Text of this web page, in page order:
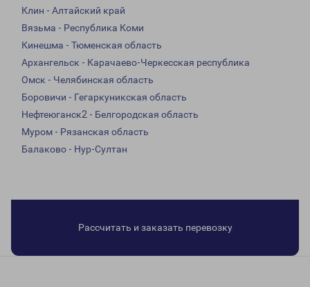
Клин - Алтайский край
Вязьма - Республика Коми
Кинешма - Тюменская область
Архангельск - Карачаево-Черкесская республика
Омск - Челябинская область
Боровичи - Гегаркуникская область
Нефтеюганск2 - Белгородская область
Муром - Рязанская область
Балаково - Нур-Султан
Рассчитать и заказать перевозку